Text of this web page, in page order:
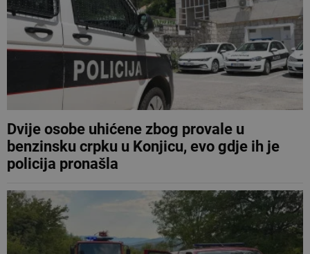
Dvije osobe uhićene zbog provale u
benzinsku crpku u Konjicu, evo gdje ih je
policija pronašla